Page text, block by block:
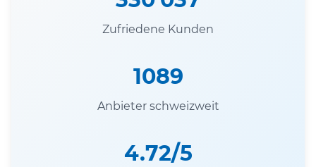
Zufriedene Kunden
1089
Anbieter schweizweit
4.72/5